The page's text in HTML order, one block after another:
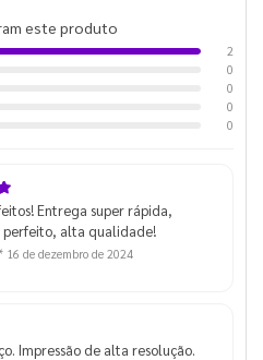
este produto
2
0
0
0
0
Entrega super rápida,
perfeito, alta qualidade!
16 de dezembro de 2024
Impressão de alta resolução.